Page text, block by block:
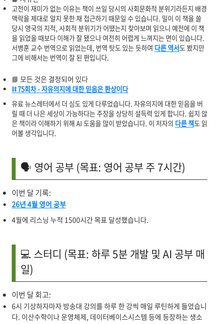
고전이 재미가 없는 이유는 책이 쓰일 당시의 사회문화적 분위기라든지 배경
맥락을 제대로 알지 못한 채 접근하기 때문일 수 있습니다. 밀이 이 책을 쓸
당시 영국의 지적, 사회적 분위기가 어땠는지 찾아보며 읽으니 예전에 이 책
을 읽었을 때보다 이해가 잘 됐으나 여전히 어렵게 느껴지는 면이 있습니다.
서병훈 교수 번역으로 읽었는데, 번역 탓도 있는 듯하여 다른 역서도 봤지만
그에 비해서는 번역이 잘 된 편입니다.
📘 모든 것은 결정되어 있다
⛓️ 75회차 - 자유의지에 대한 믿음은 환상이다
유료 뉴스레터에서 더 심도 있게 다루었습니다. 자유의지에 대한 믿음을 버
릴 때 더 나은 세상이 가능하다는 주장을 상당히 설득력 있게 합니다. 쉽지 않
은 책이라 이해하기 위해 AI 도움을 많이 받았습니다. 이 저자의 다른 책도 읽
어볼 생각입니다.
🗣️ 영어 공부 (목표: 영어 공부 주 7시간)
이번 달 기록:
26년 4월 영어 공부
4월에 리스닝 누적 1500시간 목표 달성했습니다.
💻 스터디 (목표: 하루 5분 개발 및 AI 공부 매
일)
이번 달 회고:
6시 기상하자마자 방송대 강의를 하루 한 강씩 매일 루틴하게 들었습니
다. 이산수학이나 운영체제, 데이터베이스시스템 등에 등장하는 생소